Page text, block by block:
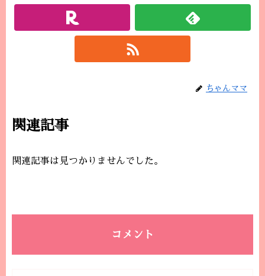
ちゃんママ
関連記事
関連記事は見つかりませんでした。
コメント